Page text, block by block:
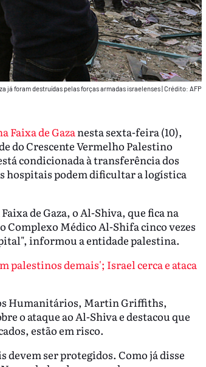
já foram destruídas pelas forças armadas israelenses Crédito: AFP
Faixa de Gazanesta sexta-feira (10),
do Crescente Vermelho Palestino
condicionada à transferência dos
hospitais podem dificultar a logística
de Gaza, o Al-Shiva, que fica na
Complexo Médico Al-Shifa cinco vezes
informou a entidade palestina.
palestinos demais'; Israel cerca e ataca
Humanitários, Martin Griffiths,
o ataque ao Al-Shiva e destacou que
estão em risco.
ser protegidos. Como já disse